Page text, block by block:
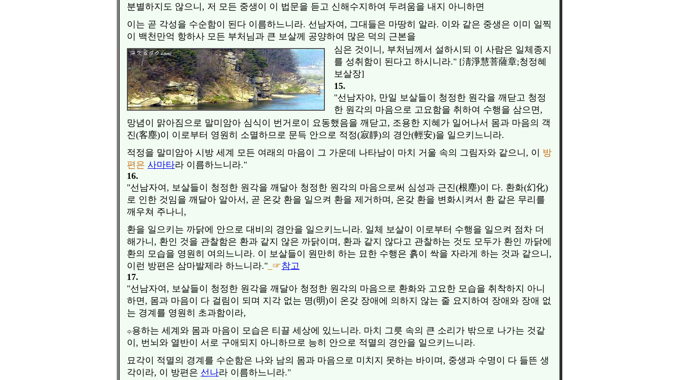
분별하지도 않으니, 저 모든 중생이 이 법문을 듣고 신해수지하여 두려움을 내지 아니하면
이는 곧 각성을 수순함이 된다 이름하느니라. 선남자여, 그대들은 마땅히 알라. 이와 같은 중생은 이미 일찍
이 백천만억 항하사 모든 부처님과 큰 보살께 공양하여 많은 덕의 근본을
심은 것이니, 부처님께서 설하시되 이 사람은 일체종지
를 성취함이 된다고 하시니라." [淸淨慧菩薩章;청정혜
보살장]
15.
"선남자야, 만일 보살들이 청정한 원각을 깨닫고 청정
한 원각의 마음으로 고요함을 취하여 수행을 삼으면,
망념이 맑아짐으로 말미암아 심식이 번거로이 요동했음을 깨닫고, 조용한 지혜가 일어나서 몸과 마음의 객
진(客塵)이 이로부터 영원히 소멸하므로 문득 안으로 적정(寂靜)의 경안(輕安)을 일으키느니라.
적정을 말미암아 시방 세계 모든 여래의 마음이 그 가운데 나타남이 마치 거울 속의 그림자와 같으니, 이 방
편은 사마타라 이름하느니라."
16.
"선남자여, 보살들이 청정한 원각을 깨달아 청정한 원각의 마음으로써 심성과 근진(根塵)이 다. 환화(幻化)
로 인한 것임을 깨달아 알아서, 곧 온갖 환을 일으켜 환을 제거하며, 온갖 환을 변화시켜서 환 같은 무리를
깨우쳐 주나니,
환을 일으키는 까닭에 안으로 대비의 경안을 일으키느니라. 일체 보살이 이로부터 수행을 일으켜 점차 더
해가니, 환인 것을 관찰함은 환과 같지 않은 까닭이며, 환과 같지 않다고 관찰하는 것도 모두가 환인 까닭에
환의 모습을 영원히 여의느니라. 이 보살들이 원만히 하는 묘한 수행은 흙이 싹을 자라게 하는 것과 같으니,
이런 방편은 삼마발제라 하느니라." _☞참고
17.
"선남자여, 보살들이 청정한 원각을 깨달아 청정한 원각의 마음으로 환화와 고요한 모습을 취착하지 아니
하면, 몸과 마음이 다 걸림이 되며 지각 없는 명(明)이 온갖 장애에 의하지 않는 줄 요지하여 장애와 장애 없
는 경계를 영원히 초과함이라,
수용하는 세계와 몸과 마음이 모습은 티끌 세상에 있느니라. 마치 그릇 속의 큰 소리가 밖으로 나가는 것같
이, 번뇌와 열반이 서로 구애되지 아니하므로 능히 안으로 적멸의 경안을 일으키느니라.
묘각이 적멸의 경계를 수순함은 나와 남의 몸과 마음으로 미치지 못하는 바이며, 중생과 수명이 다 들뜬 생
각이라, 이 방편은 선나라 이름하느니라."